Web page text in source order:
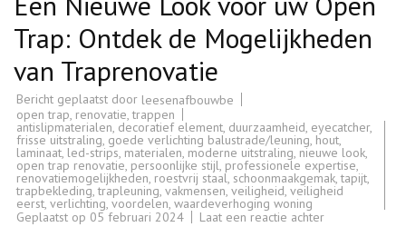
Trap: Ontdek de Mogelijkheden
van Traprenovatie
Bericht geplaatst door leesenafbouwbe
open trap, renovatie,trappen
antislipmaterialen, decoratief element, duurzaamheid, eyecatcher,
frisse uitstraling, goede verlichting balustrade/leuning, hout,
laminaat, led-strips, materialen, moderne uitstraling, nieuwe look,
open trap renovatie, persoonlijke stijl, professionele expertise,
renovatiemogelijkheden, roestvrij staal, schoonmaakgemak,tapijt,
trapbekleding,trapleuning, vakmensen, veiligheid, veiligheid
eerst, verlichting, voordelen, waardeverhoging woning
Geplaatst op 05 februari 2024 Laat een reactie achterop